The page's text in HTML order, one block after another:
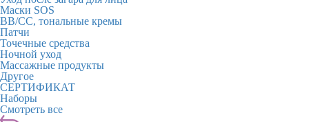
Маски SOS
BB/CC, тональные кремы
Патчи
Точечные средства
Ночной уход
Массажные продукты
Другое
СЕРТИФИКАТ
Наборы
Смотреть все